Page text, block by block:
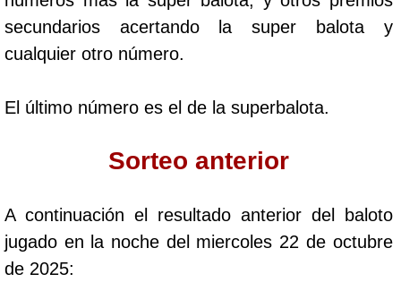
Paisita Día
Pick 3 Noche
secundarios acertando la super balota y
cualquier otro número.
El último número es el de la superbalota.
Sorteo anterior
A continuación el resultado anterior del baloto
jugado en la noche del miercoles 22 de octubre
de 2025: